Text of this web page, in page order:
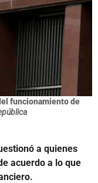
funcionamiento de
a quienes
acuerdo a lo que